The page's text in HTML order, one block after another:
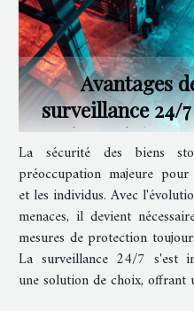
Avantages
surveillance 24/
sécurité de
stockés
La sécurité des biens
préoccupation majeure
et les individus. Avec
menaces, il devient
mesures de protection
La surveillance 24/7 s'est
une solution de choix, offrant